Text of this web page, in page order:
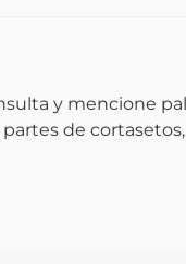
y mencione
de